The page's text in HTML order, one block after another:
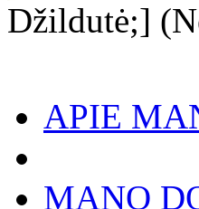
Džildutė;]
APIE
MANO